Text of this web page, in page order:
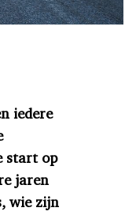
iedere
start op
jaren
wie zijn